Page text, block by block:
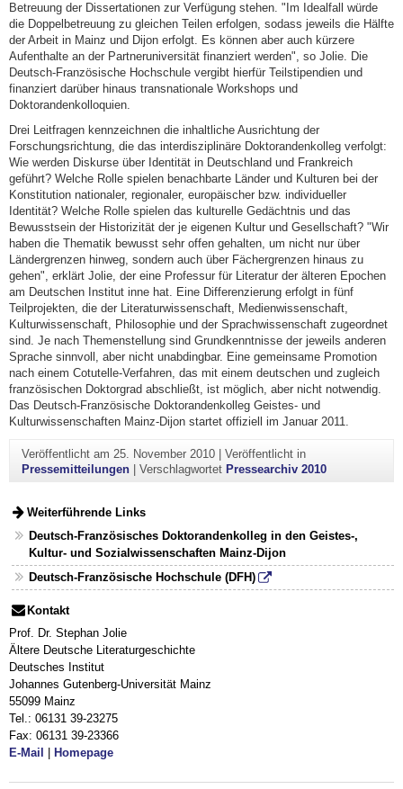
Betreuung der Dissertationen zur Verfügung stehen. "Im Idealfall würde
die Doppelbetreuung zu gleichen Teilen erfolgen, sodass jeweils die Hälfte
der Arbeit in Mainz und Dijon erfolgt. Es können aber auch kürzere
Aufenthalte an der Partneruniversität finanziert werden", so Jolie. Die
Deutsch-Französische Hochschule vergibt hierfür Teilstipendien und
finanziert darüber hinaus transnationale Workshops und
Doktorandenkolloquien.
Drei Leitfragen kennzeichnen die inhaltliche Ausrichtung der
Forschungsrichtung, die das interdisziplinäre Doktorandenkolleg verfolgt:
Wie werden Diskurse über Identität in Deutschland und Frankreich
geführt? Welche Rolle spielen benachbarte Länder und Kulturen bei der
Konstitution nationaler, regionaler, europäischer bzw. individueller
Identität? Welche Rolle spielen das kulturelle Gedächtnis und das
Bewusstsein der Historizität der je eigenen Kultur und Gesellschaft? "Wir
haben die Thematik bewusst sehr offen gehalten, um nicht nur über
Ländergrenzen hinweg, sondern auch über Fächergrenzen hinaus zu
gehen", erklärt Jolie, der eine Professur für Literatur der älteren Epochen
am Deutschen Institut inne hat. Eine Differenzierung erfolgt in fünf
Teilprojekten, die der Literaturwissenschaft, Medienwissenschaft,
Kulturwissenschaft, Philosophie und der Sprachwissenschaft zugeordnet
sind. Je nach Themenstellung sind Grundkenntnisse der jeweils anderen
Sprache sinnvoll, aber nicht unabdingbar. Eine gemeinsame Promotion
nach einem Cotutelle-Verfahren, das mit einem deutschen und zugleich
französischen Doktorgrad abschließt, ist möglich, aber nicht notwendig.
Das Deutsch-Französische Doktorandenkolleg Geistes- und
Kulturwissenschaften Mainz-Dijon startet offiziell im Januar 2011.
Veröffentlicht am 25. November 2010| Veröffentlicht in
Pressemitteilungen| Verschlagwortet Pressearchiv 2010
Weiterführende Links
Deutsch-Französisches Doktorandenkolleg in den Geistes-,
Kultur- und Sozialwissenschaften Mainz-Dijon
Deutsch-Französische Hochschule (DFH)
Kontakt
Prof. Dr. Stephan Jolie
Ältere Deutsche Literaturgeschichte
Deutsches Institut
Johannes Gutenberg-Universität Mainz
55099 Mainz
Tel.: 06131 39-23275
Fax: 06131 39-23366
E-Mail
Homepage